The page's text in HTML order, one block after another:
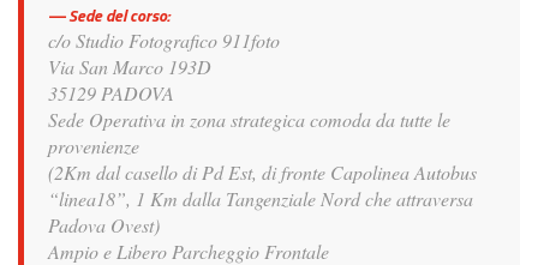
Sede del corso:
c/o Studio Fotografico 911foto
Via San Marco 193D
35129 PADOVA
Sede Operativa in zona strategica comoda da tutte le
provenienze
(2Km dal casello di Pd Est, di fronte Capolinea Autobus
“linea18”, 1 Km dalla Tangenziale Nord che attraversa
Padova Ovest)
Ampio e Libero Parcheggio Frontale